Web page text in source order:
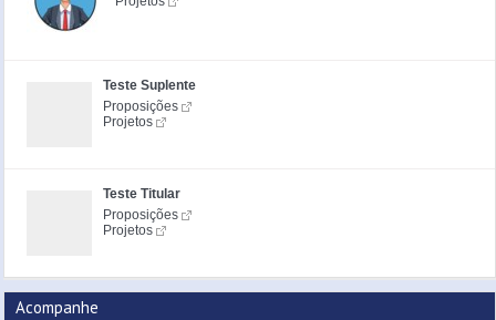
Teste Suplente
Proposições
Projetos
Teste Titular
Proposições
Projetos
Acompanhe